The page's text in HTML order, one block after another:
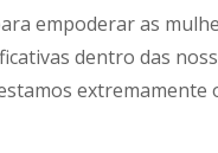
empoderar as
dentro das